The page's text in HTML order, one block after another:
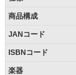
商品構成
JANコード
ISBNコード
楽器